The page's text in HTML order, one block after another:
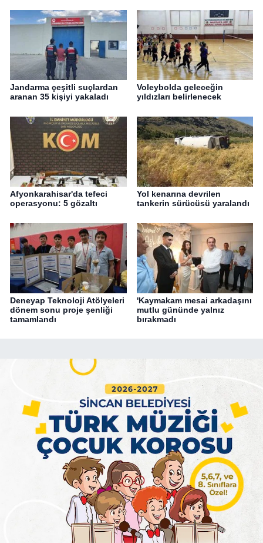
Jandarma çeşitli suçlardan
aranan 35 kişiyi yakaladı
Voleybolda geleceğin
yıldızları belirlenecek
Afyonkarahisar'da tefeci
operasyonu: 5 gözaltı
Yol kenarına devrilen
tankerin sürücüsü yaralandı
Deneyap Teknoloji Atölyeleri
dönem sonu proje şenliği
tamamlandı
'Kaymakam mesai arkadaşını
mutlu gününde yalnız
bırakmadı